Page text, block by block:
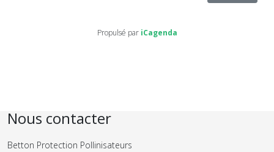
Propulsé par iCagenda
Nous contacter
Betton Protection Pollinisateurs